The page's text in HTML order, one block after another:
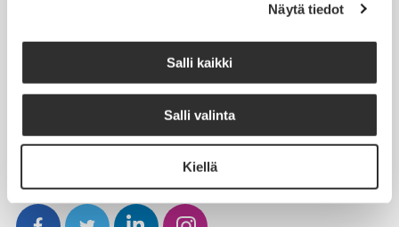
Näytä tiedot
Salli kaikki
Salli valinta
Kiellä
Rautatieläisenkatu 6,